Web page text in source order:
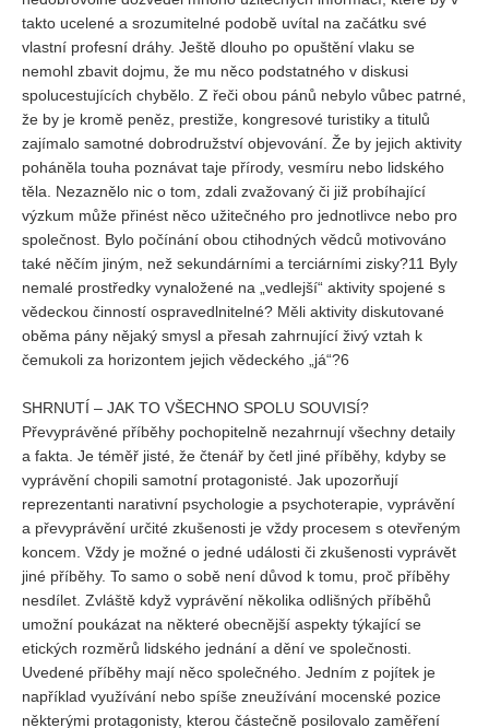
takto ucelené a srozumitelné podobě uvítal na začátku své
vlastní profesní dráhy. Ještě dlouho po opuštění vlaku se
nemohl zbavit dojmu, že mu něco podstatného v diskusi
spolucestujících chybělo. Z řeči obou pánů nebylo vůbec patrné,
že by je kromě peněz, prestiže, kongresové turistiky a titulů
zajímalo samotné dobrodružství objevování. Že by jejich aktivity
poháněla touha poznávat taje přírody, vesmíru nebo lidského
těla. Nezaznělo nic o tom, zdali zvažovaný či již probíhající
výzkum může přinést něco užitečného pro jednotlivce nebo pro
společnost. Bylo počínání obou ctihodných vědců motivováno
také něčím jiným, než sekundárními a terciárními zisky?11 Byly
nemalé prostředky vynaložené na „vedlejší“ aktivity spojené s
vědeckou činností ospravedlnitelné? Měli aktivity diskutované
oběma pány nějaký smysl a přesah zahrnující živý vztah k
čemukoli za horizontem jejich vědeckého „já“?6
SHRNUTÍ – JAK TO VŠECHNO SPOLU SOUVISÍ?
Převyprávěné příběhy pochopitelně nezahrnují všechny detaily
a fakta. Je téměř jisté, že čtenář by četl jiné příběhy, kdyby se
vyprávění chopili samotní protagonisté. Jak upozorňují
reprezentanti narativní psychologie a psychoterapie, vyprávění
a převyprávění určité zkušenosti je vždy procesem s otevřeným
koncem. Vždy je možné o jedné události či zkušenosti vyprávět
jiné příběhy. To samo o sobě není důvod k tomu, proč příběhy
nesdílet. Zvláště když vyprávění několika odlišných příběhů
umožní poukázat na některé obecnější aspekty týkající se
etických rozměrů lidského jednání a dění ve společnosti.
Uvedené příběhy mají něco společného. Jedním z pojítek je
například využívání nebo spíše zneužívání mocenské pozice
některými protagonisty, kterou částečně posilovalo zaměření